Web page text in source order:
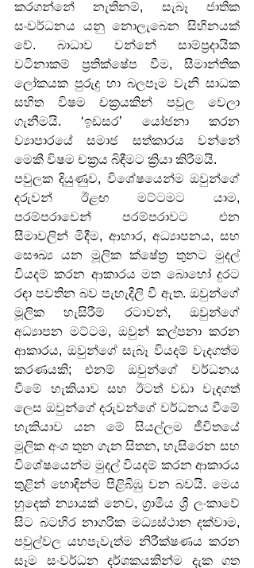
කරගන්නේ නැතිනම්, සැබෑ ජාතික
සංවර්ධනය යනු නොලැබෙන සිහිනයක්
වේ. බාධාව වන්නේ සාම්ප්‍රදායික
වටිනාකම් ප්‍රතික්ෂේප වීම, සීමාන්තික
ලෝකයක පුරුදු හා බලපෑම වැනි සාධක
සහිත විෂම චක්‍රයකින් පවුල වෙලා
ගැනීමයි. ‘ඉඩසර’ යෝජනා කරන
ව්‍යාපාරයේ සමාජ සත්කාරය වන්නේ
මෙකී විෂම චක්‍රය බිඳීමට ක්‍රියා කිරීමයි.
පවුලක දියුණුව, විශේෂයෙන්ම ඔවුන්ගේ
දරුවන් ඊළඟ මට්ටමට යාම,
පරම්පරාවෙන් පරම්පරාවට එන
සීමාවලින් මිදීම, ආහාර, අධ්‍යාපනය, සහ
සෞඛ්‍ය යන මූලික ක්ෂේත්‍ර තුනට මුදල්
වියදම් කරන ආකාරය මත බොහෝ දුරට
රඳා පවතින බව පැහැදිලි වී ඇත. ඔවුන්ගේ
මූලික හැසිරීම් රටාවන්, ඔවුන්ගේ
අධ්‍යාපන මට්ටම, ඔවුන් කල්පනා කරන
ආකාරය, ඔවුන්ගේ සැබෑ වියදම් වැදගත්ම
කරණයකි; එනම් ඔවුන්ගේ වර්ධනය
වීමේ හැකියාව සහ ඊටත් වඩා වැදගත්
ලෙස ඔවුන්ගේ දරුවන්ගේ වර්ධනය වීමේ
හැකියාව යන මේ සියල්ලම ජීවිතයේ
මූලික අංශ තුන ගැන සිතන, හැසිරෙන සහ
විශේෂයෙන්ම මුදල් වියදම් කරන ආකාරය
තුළින් හොඳින්ම පිළිබිඹු වන බවයි. මෙය
හුදෙක් න්‍යායක් නෙව, ග්‍රාමීය ශ්‍රී ලංකාවේ
සිට බටහිර නාගරික මධ්‍යස්ථාන දක්වාම,
පවුල්වල යහපැවැත්ම නිරීක්ෂණය කරන
සෑම සංවර්ධන දර්ශකයකින්ම දැක ගත